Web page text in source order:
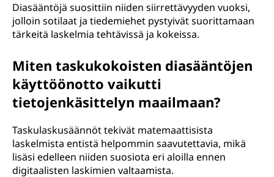
Diasääntöjä suosittiin niiden siirrettävyyden vuoksi,
jolloin sotilaat ja tiedemiehet pystyivät suorittamaan
tärkeitä laskelmia tehtävissä ja kokeissa.
Miten taskukokoisten diasääntöjen
käyttöönotto vaikutti
tietojenkäsittelyn maailmaan?
Taskulaskusäännöt tekivät matemaattisista
laskelmista entistä helpommin saavutettavia, mikä
lisäsi edelleen niiden suosiota eri aloilla ennen
digitaalisten laskimien valtaamista.